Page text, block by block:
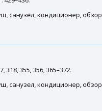
санузел, кондиционер,
355, 356, 365–372.
санузел, кондиционер,